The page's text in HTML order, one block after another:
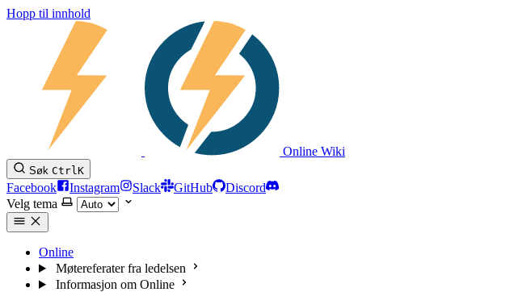
Hopp til innhold
Online Wiki
Søk CtrlK
Facebook Instagram Slack GitHub
Discord
Velg tema
Online
Møtereferater fra ledelsen
Informasjon om Online